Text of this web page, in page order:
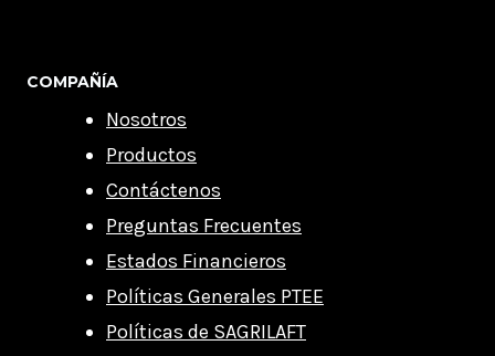
COMPAÑÍA
Nosotros
Productos
Contáctenos
Preguntas Frecuentes
Estados Financieros
Políticas Generales PTEE
Políticas de SAGRILAFT